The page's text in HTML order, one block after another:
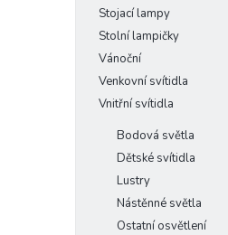
Stojací lampy
Stolní lampičky
Vánoční
Venkovní svítidla
Vnitřní svítidla
Bodová světla
Dětské svítidla
Lustry
Nástěnné světla
Ostatní osvětlení